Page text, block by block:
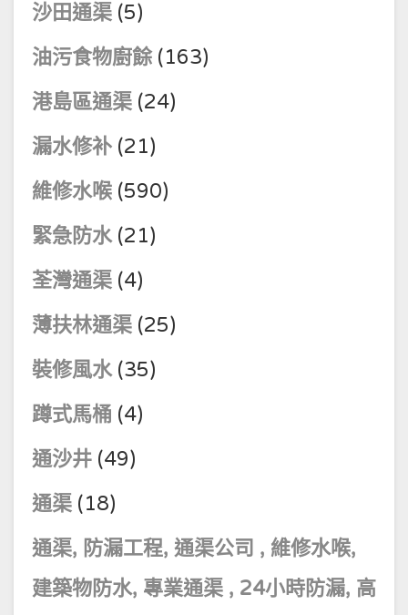
沙田通渠 (5)
油污食物廚餘(163)
港島區通渠 (24)
漏水修补 (21)
維修水喉 (590)
緊急防水(21)
荃灣通渠 (4)
薄扶林通渠 (25)
裝修風水(35)
蹲式馬桶 (4)
通沙井 (49)
通渠 (18)
通渠, 防漏工程, 通渠公司 , 維修水喉,
建築物防水, 專業通渠 , 24小時防漏, 高